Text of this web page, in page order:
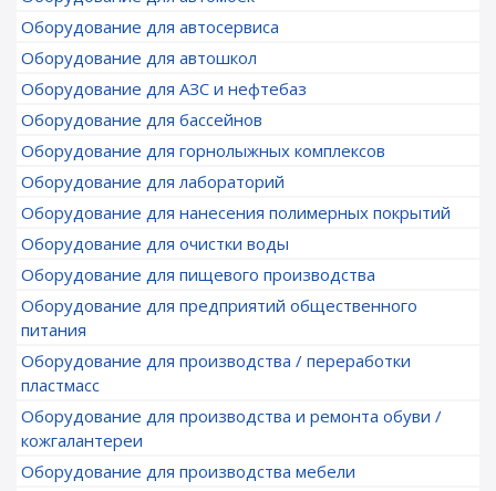
Оборудование для автосервиса
Оборудование для автошкол
Оборудование для АЗС и нефтебаз
Оборудование для бассейнов
Оборудование для горнолыжных комплексов
Оборудование для лабораторий
Оборудование для нанесения полимерных покрытий
Оборудование для очистки воды
Оборудование для пищевого производства
Оборудование для предприятий общественного
питания
Оборудование для производства / переработки
пластмасс
Оборудование для производства и ремонта обуви /
кожгалантереи
Оборудование для производства мебели